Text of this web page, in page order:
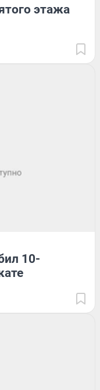
этажа
10-